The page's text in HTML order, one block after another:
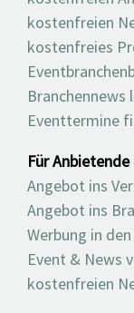
kostenfreien
kostenfreies
Branchennews
Eventtermine
Für
Angebot ins
Angebot ins
Werbung in
Event & News
kostenfreien